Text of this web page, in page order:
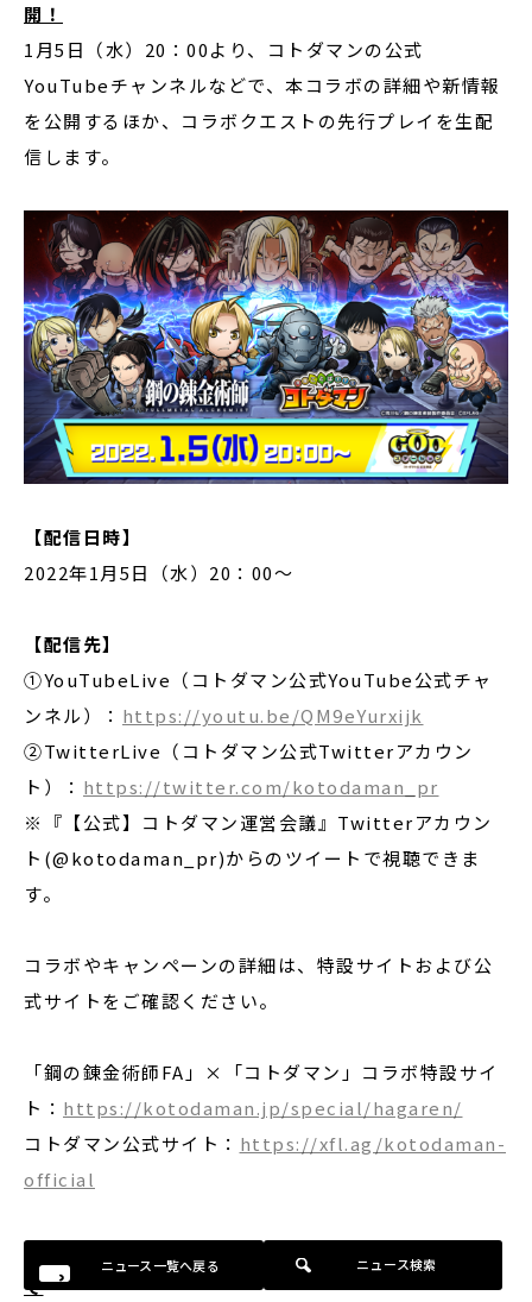
開！
1月5日（水）20：00より、コトダマンの公式
YouTubeチャンネルなどで、本コラボの詳細や新情報
を公開するほか、コラボクエストの先行プレイを生配
信します。
【配信日時】
2022年1月5日（水）20：00～
【配信先】
①YouTubeLive（コトダマン公式YouTube公式チャ
ンネル）： https://youtu.be/QM9eYurxijk
②TwitterLive（コトダマン公式Twitterアカウン
ト）： https://twitter.com/kotodaman_pr
※『【公式】コトダマン運営会議』Twitterアカウン
ト(@kotodaman_pr)からのツイートで視聴できま
す。
コラボやキャンペーンの詳細は、特設サイトおよび公
式サイトをご確認ください。
「鋼の錬金術師FA」×「コトダマン」コラボ特設サイ
ト： https://kotodaman.jp/special/hagaren/
コトダマン公式サイト： https://xfl.ag/kotodaman-
official
■ FULLMETAL ALCHEMIST
て
ニュース一覧へ戻る ニュース検索